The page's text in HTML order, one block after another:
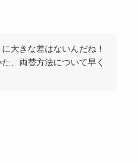
大きな差はないんだね！
、両替方法について早く